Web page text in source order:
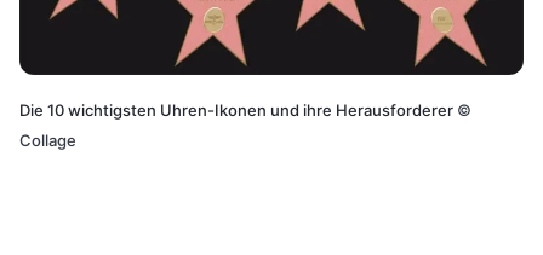
Die 10 wichtigsten Uhren-Ikonen und ihre Herausforderer ©
Collage